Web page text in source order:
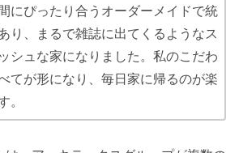
にぴったり合うオーダーメイドで統
り、まるで雑誌に出てくるようなス
シュな家になりました。私のこだわ
てが形になり、毎日家に帰るのが楽
。